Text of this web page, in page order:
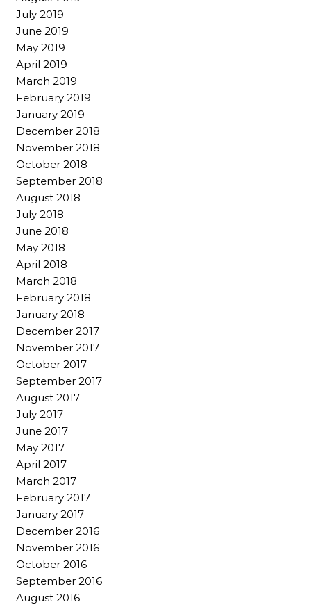
July 2019
June 2019
May 2019
April 2019
March 2019
February 2019
January 2019
December 2018
November 2018
October 2018
September 2018
August 2018
July 2018
June 2018
May 2018
April 2018
March 2018
February 2018
January 2018
December 2017
November 2017
October 2017
September 2017
August 2017
July 2017
June 2017
May 2017
April 2017
March 2017
February 2017
January 2017
December 2016
November 2016
October 2016
September 2016
August 2016